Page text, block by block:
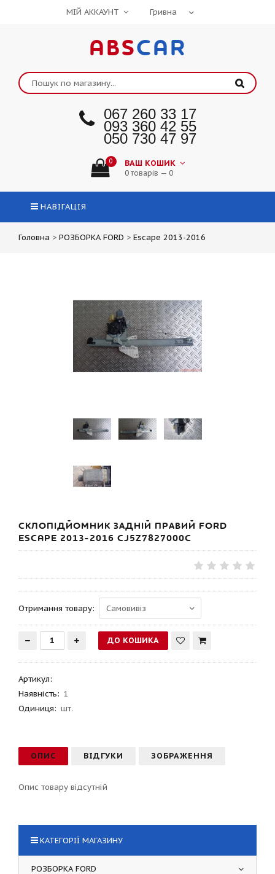
МІЙ АККАУНТ
ABSCAR
067 260 33 17
093 360 42 55
050 730 47 97
0 ВАШ КОШИК
0 товарів — 0
НАВІГАЦІЯ
Головна > РОЗБОРКА FORD > Escape 2013-2016
СКЛОПІДЙОМНИК ЗАДНІЙ ПРАВИЙ FORD
ESCAPE 2013-2016 CJ5Z7827000C
Отримання товару:
Артикул:
Наявність: 1
Одиниця: шт.
ОПИС ВІДГУКИ ЗОБРАЖЕННЯ
Опис товару відсутній
КАТЕГОРІЇ МАГАЗИНУ
РОЗБОРКА FORD